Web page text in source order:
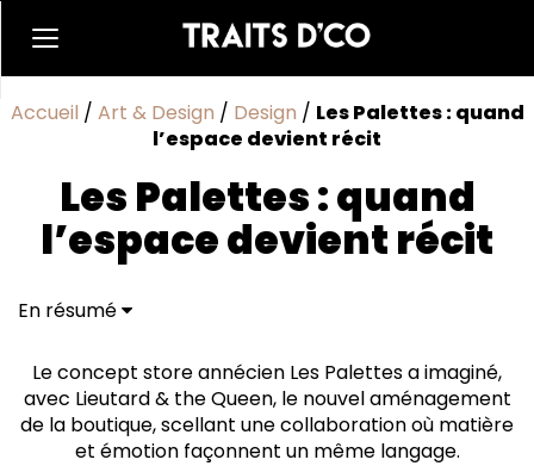
Accueil / Art & Design / Design / Les Palettes : quand
l’espace devient récit
Les Palettes : quand
l’espace devient récit
En résumé
Le concept store annécien Les Palettes a imaginé,
avec Lieutard & the Queen, le nouvel aménagement
de la boutique, scellant une collaboration où matière
et émotion façonnent un même langage.